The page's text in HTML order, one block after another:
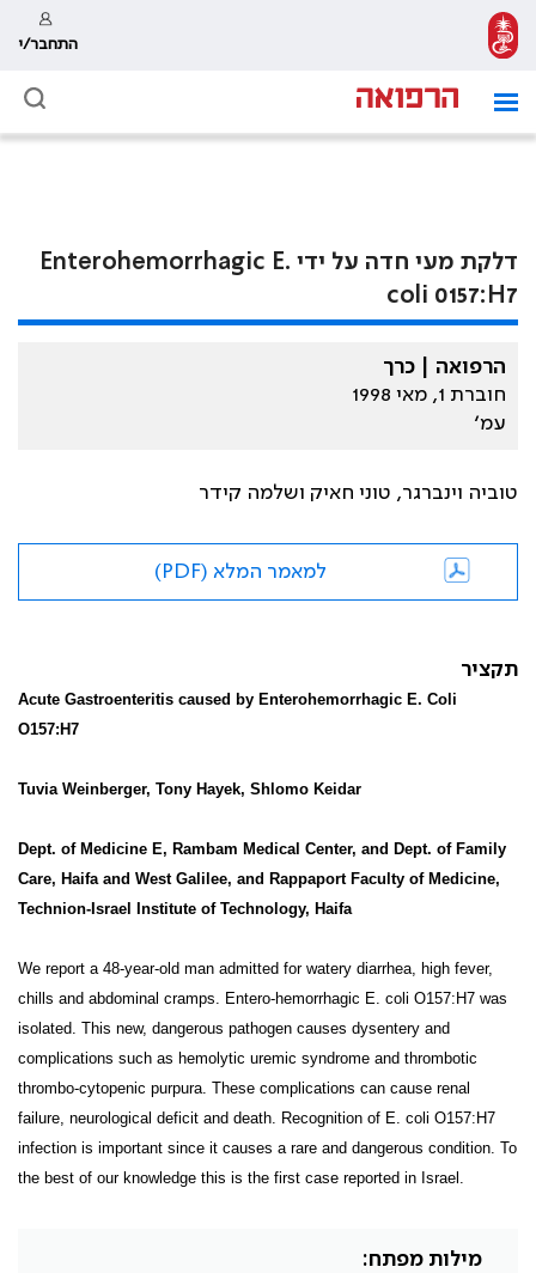
התחבר/י
דלקת מעי חדה על ידי Enterohemorrhagic E.
coli 0157:H7
הרפואה | כרך
חוברת 1, מאי 1998
עמ׳
טוביה וינברגר, טוני חאיק ושלמה קידר
למאמר המלא (PDF)
תקציר
Acute Gastroenteritis caused by Enterohemorrhagic E. Coli
O157:H7
Tuvia Weinberger, Tony Hayek, Shlomo Keidar
Dept. of Medicine E, Rambam Medical Center, and Dept. of Family
Care, Haifa and West Galilee, and Rappaport Faculty of Medicine,
Technion-Israel Institute of Technology, Haifa
We report a 48-year-old man admitted for watery diarrhea, high fever,
chills and abdominal cramps. Entero-hemorrhagic E. coli O157:H7 was
isolated. This new, dangerous pathogen causes dysentery and
complications such as hemolytic uremic syndrome and thrombotic
thrombo-cytopenic purpura. These complications can cause renal
failure, neurological deficit and death. Recognition of E. coli O157:H7
infection is important since it causes a rare and dangerous condition. To
the best of our knowledge this is the first case reported in Israel.
מילות מפתח: